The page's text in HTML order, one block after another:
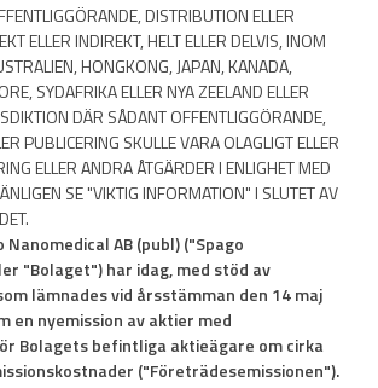
DISTRIBUTION ELLER
ELLER INDIREKT, HELT ELLER DELVIS, INOM
HONGKONG, JAPAN, KANADA,
SYDAFRIKA ELLER NYA ZEELAND ELLER
DÄR SÅDANT OFFENTLIGGÖRANDE,
PUBLICERING SKULLE VARA OLAGLIGT ELLER
ELLER ANDRA ÅTGÄRDER I ENLIGHET MED
SE "VIKTIG INFORMATION" I SLUTET AV
AB (publ) ("Spago
"Bolaget") har idag, med stöd av
lämnades vid årsstämman den 14 maj
en nyemission av aktier med
Bolagets befintliga aktieägare om cirka
("Företrädesemissionen").